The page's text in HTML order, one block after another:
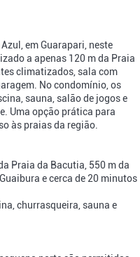
em Guarapari, neste
a apenas 120 m da Praia
climatizados, sala com
No condomínio, os
sauna, salão de jogos e
Uma opção prática para
às praias da região.
Praia da Bacutia, 550 m da
e cerca de 20 minutos
churrasqueira, sauna e